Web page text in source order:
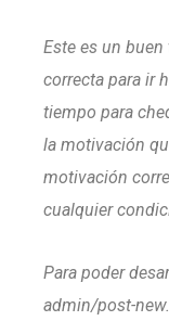
Este es un
correcta para ir
tiempo para
la motivación
motivación
cualquier
Para poder
admin/post-